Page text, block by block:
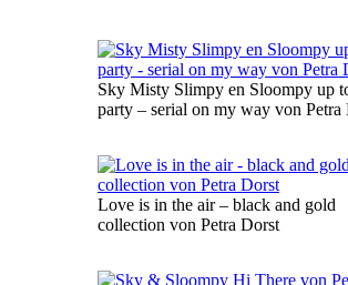
Sky Misty Slimpy en Sloompy up
party – serial on my way von Petra
Love is in the air – black and gold
collection von Petra Dorst